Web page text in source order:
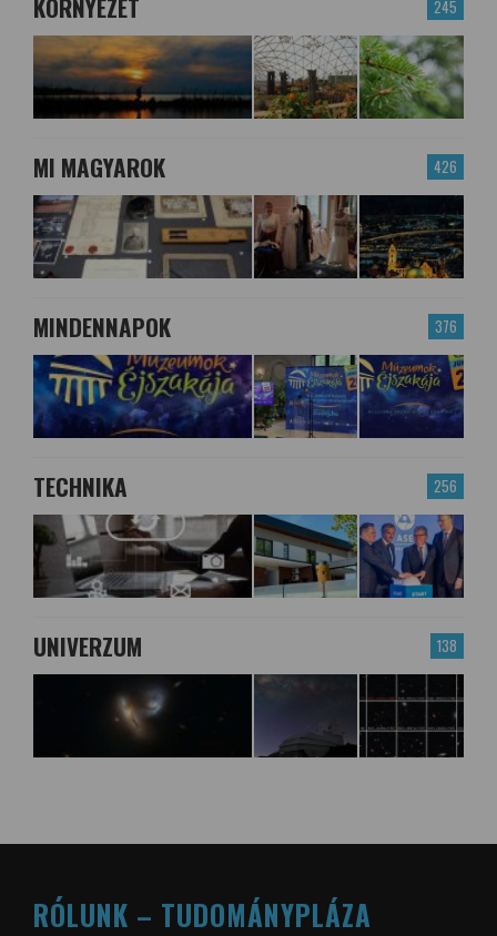
245
426
MI MAGYAROK
376
MINDENNAPOK
256
TECHNIKA
138
UNIVERZUM
RÓLUNK – TUDOMÁNYPLÁZA